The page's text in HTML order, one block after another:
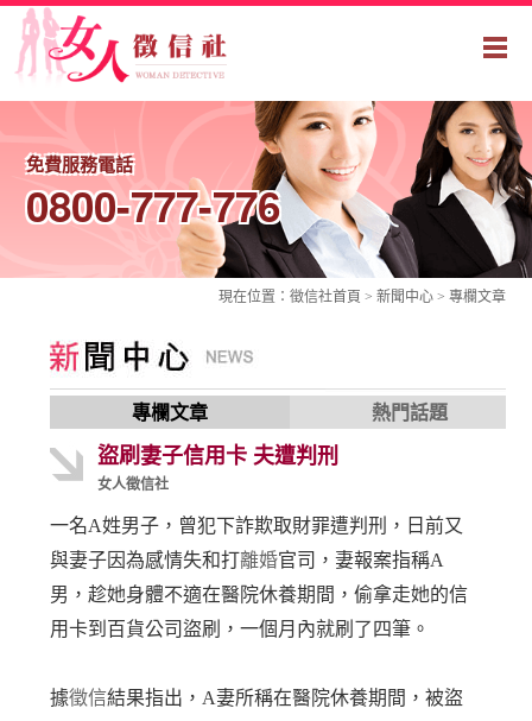
免費服務電話
0800-777-776
現在位置： 徵信社首頁 > 新聞中心 > 專欄文章
專欄文章 熱門話題
盜刷妻子信用卡 夫遭判刑
女人徵信社
一名A姓男子，曾犯下詐欺取財罪遭判刑，日前又
與妻子因為感情失和打離婚官司，妻報案指稱A
男，趁她身體不適在醫院休養期間，偷拿走她的信
用卡到百貨公司盜刷，一個月內就刷了四筆。
據徵信結果指出，A妻所稱在醫院休養期間，被盜